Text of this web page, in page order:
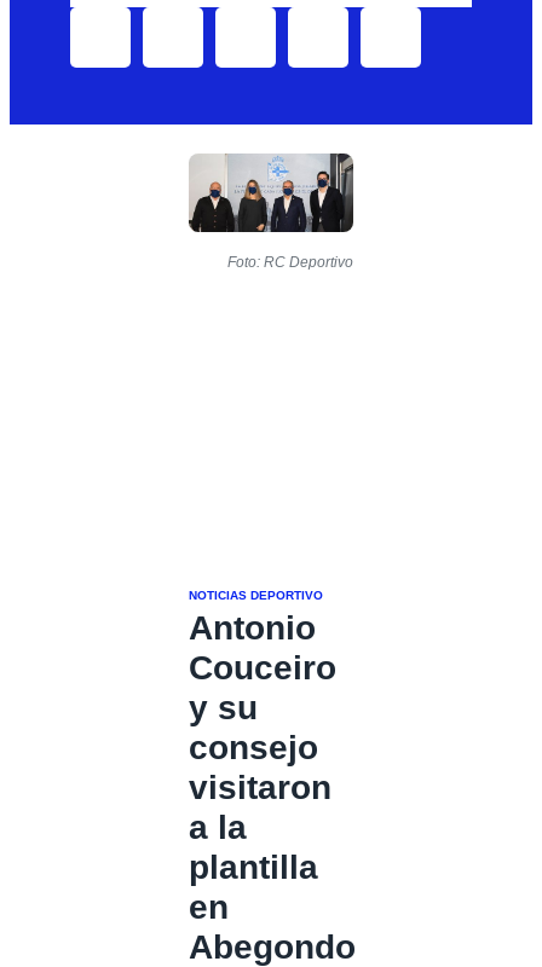
Foto: RC Deportivo
NOTICIAS DEPORTIVO
Antonio
Couceiro
y su
consejo
visitaron
a la
plantilla
en
Abegondo